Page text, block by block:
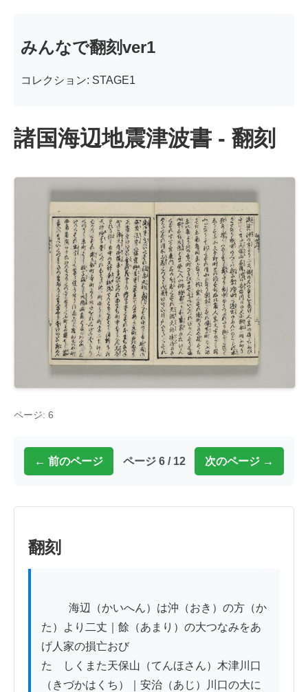
みんなで翻刻ver1
コレクション: STAGE1
諸国海辺地震津波書 - 翻刻
ページ: 6
← 前のページ ページ 6 / 12 次のページ →
翻刻
た）より二丈｜餘（あまり）の大つなみをあ
げ人家の損亡おび
たゝしくまた天保山（てんほさん）木津川口
（きづかはくち）｜安治（あじ）川口の大に